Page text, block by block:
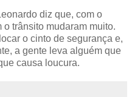
diz que, com o
trânsito mudaram muito.
o cinto de segurança e,
a gente leva alguém que
causa loucura.